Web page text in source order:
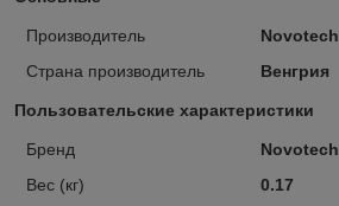
Производитель
Novotech
Страна производитель
Венгрия
Пользовательские характеристики
Бренд
Novotech
Вес (кг)
0.17